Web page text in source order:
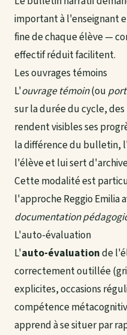
important à l'enseignant
fine de chaque élève —
effectif réduit facilitent.
Les ouvrages témoins
L'ouvrage témoin(ou
sur la durée du cycle,
rendent visibles ses
la différence du bulletin,
l'élève et lui sert
Cette modalité est
l'approche Reggio Emilia
documentation
L'auto-évaluation
L'auto-évaluationde
correctement outillée
explicites, occasions
compétence
apprend à se situer par